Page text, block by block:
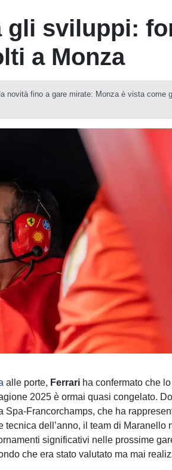
gli sviluppi:
a Monza
novità fino a gare mirate: Monza è vista come
alle porte, Ferrari ha confermato che
2025 è ormai quasi congelato.
Spa-Francorchamps, che ha
tecnica dell’anno, il team di Maranello
significativi nelle prossime
che era stato valutato ma mai